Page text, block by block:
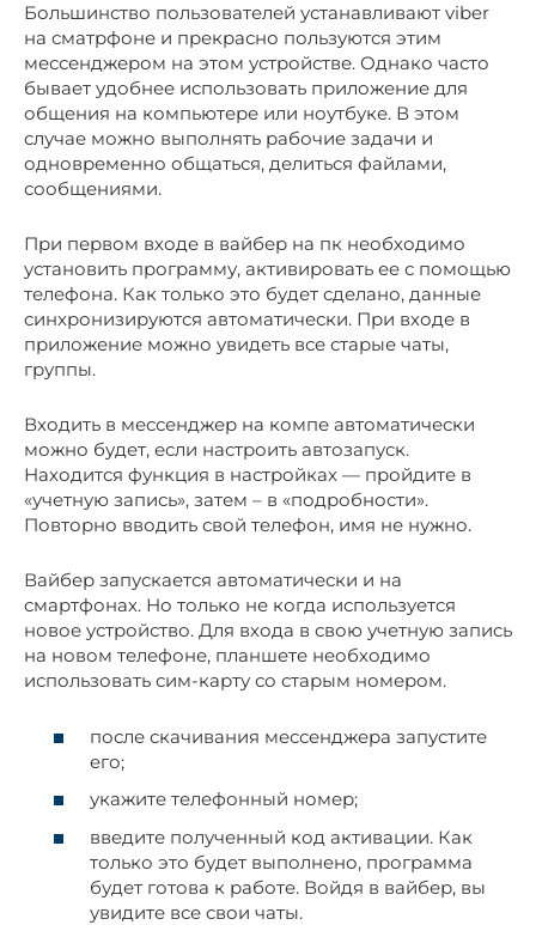
Большинство пользователей устанавливают viber
на сматрфоне и прекрасно пользуются этим
мессенджером на этом устройстве. Однако часто
бывает удобнее использовать приложение для
общения на компьютере или ноутбуке. В этом
случае можно выполнять рабочие задачи и
одновременно общаться, делиться файлами,
сообщениями.
При первом входе в вайбер на пк необходимо
установить программу, активировать ее с помощью
телефона. Как только это будет сделано, данные
синхронизируются автоматически. При входе в
приложение можно увидеть все старые чаты,
группы.
Входить в мессенджер на компе автоматически
можно будет, если настроить автозапуск.
Находится функция в настройках — пройдите в
«учетную запись», затем – в «подробности».
Повторно вводить свой телефон, имя не нужно.
Вайбер запускается автоматически и на
смартфонах. Но только не когда используется
новое устройство. Для входа в свою учетную запись
на новом телефоне, планшете необходимо
использовать сим-карту со старым номером.
после скачивания мессенджера запустите
его;
укажите телефонный номер;
введите полученный код активации. Как
только это будет выполнено, программа
будет готова к работе. Войдя в вайбер, вы
увидите все свои чаты.